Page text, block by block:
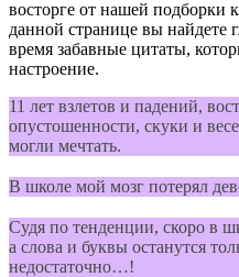
восторге от нашей подборки
данной странице вы найдете
время забавные цитаты,
настроение.
11 лет взлетов и падений,
опустошенности, скуки и
могли мечтать.
В школе мой мозг потерял
Судя по тенденции, скоро в
а слова и буквы останутся
недостаточно…!